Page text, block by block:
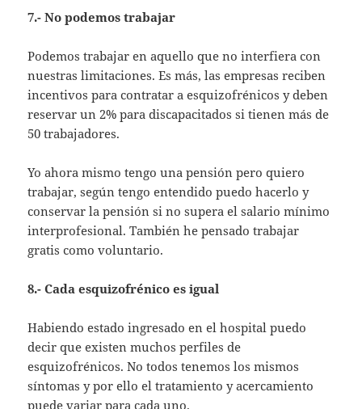
7.- No podemos trabajar
Podemos trabajar en aquello que no interfiera con
nuestras limitaciones. Es más, las empresas reciben
incentivos para contratar a esquizofrénicos y deben
reservar un 2% para discapacitados si tienen más de
50 trabajadores.
Yo ahora mismo tengo una pensión pero quiero
trabajar, según tengo entendido puedo hacerlo y
conservar la pensión si no supera el salario mínimo
interprofesional. También he pensado trabajar
gratis como voluntario.
8.- Cada esquizofrénico es igual
Habiendo estado ingresado en el hospital puedo
decir que existen muchos perfiles de
esquizofrénicos. No todos tenemos los mismos
síntomas y por ello el tratamiento y acercamiento
puede variar para cada uno.